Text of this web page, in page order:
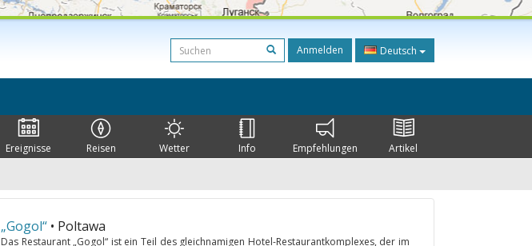
Anmelden Deutsch
Ereignisse Reisen Wetter Info Empfehlungen Artikel
„Gogol“ • Poltawa
Das Restaurant „Gogol“ ist ein Teil des gleichnamigen Hotel-Restaurantkomplexes, der im